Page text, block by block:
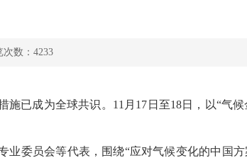
次数：4233
成为全球共识。11月17日至18日，以“气候
员会等代表，围绕“应对气候变化的中国方